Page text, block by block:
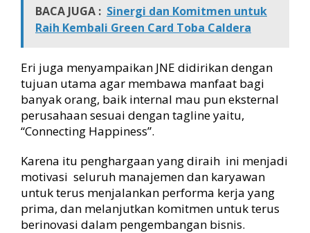
BACA JUGA : Sinergi dan Komitmen untuk
Raih Kembali Green Card Toba Caldera
Eri juga menyampaikan JNE didirikan dengan
tujuan utama agar membawa manfaat bagi
banyak orang, baik internal mau pun eksternal
perusahaan sesuai dengan tagline yaitu,
“Connecting Happiness”.
Karena itu penghargaan yang diraih ini menjadi
motivasi seluruh manajemen dan karyawan
untuk terus menjalankan performa kerja yang
prima, dan melanjutkan komitmen untuk terus
berinovasi dalam pengembangan bisnis.